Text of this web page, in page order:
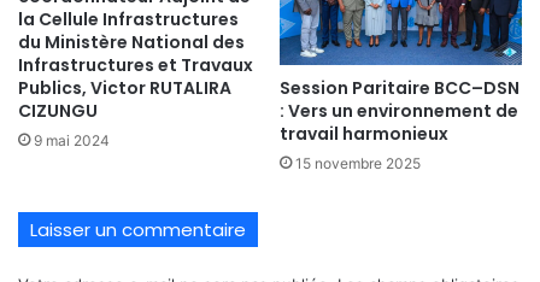
la Cellule Infrastructures
du Ministère National des
Infrastructures et Travaux
Publics, Victor RUTALIRA
CIZUNGU
9 mai 2024
Session Paritaire BCC–DSN
: Vers un environnement de
travail harmonieux
15 novembre 2025
Laisser un commentaire